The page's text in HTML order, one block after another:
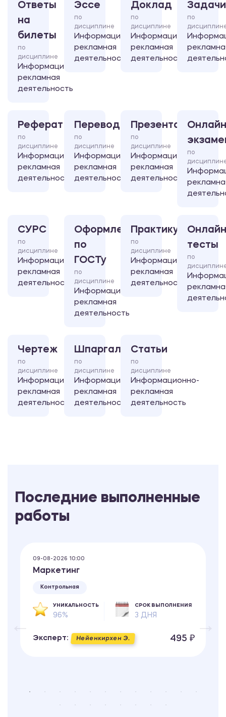
Ответы
на
билеты
по
дисциплине
Информационно-
рекламная
деятельность
Эссе
по
дисциплине
Информационно-
рекламная
деятельность
Доклад
по
дисциплине
Информационно-
рекламная
деятельность
Задачи
по
Реферат
по
дисциплине
Информационно-
рекламная
деятельность
Перевод
по
дисциплине
Информационно-
рекламная
деятельность
Презентация
по
дисциплине
Информационно-
рекламная
деятельность
по
СУРС
по
дисциплине
Информационно-
рекламная
деятельность
Оформление
по
ГОСТу
по
дисциплине
Информационно-
рекламная
деятельность
Практикум
по
дисциплине
Информационно-
рекламная
деятельность
тесты
по
Чертеж
по
дисциплине
Информационно-
рекламная
деятельность
Шпаргалка
по
дисциплине
Информационно-
рекламная
деятельность
Статьи
по
дисциплине
Информационно-
рекламная
деятельность
Последние выполненные
работы
09-08-2026 10:00
Маркетинг
Контрольная
УНИКАЛЬНОСТЬ
96%
СРОК ВЫПОЛНЕНИЯ
3 ДНЯ
Эксперт: Нейенкирхен Э. 495 ₽